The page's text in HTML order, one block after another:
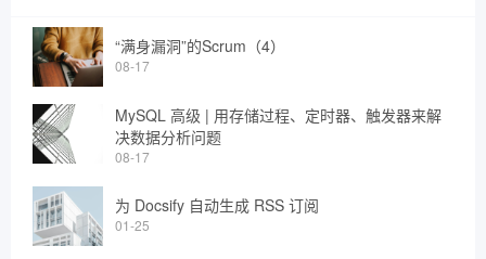
“满身漏洞”的Scrum（4）
08-17
MySQL 高级 | 用存储过程、定时器、触发器来解
决数据分析问题
08-17
为 Docsify 自动生成 RSS 订阅
01-25